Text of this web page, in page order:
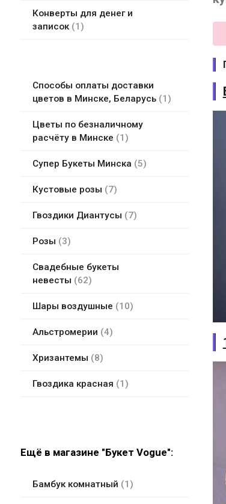
Конверты для денег и
записок
1
Способы оплаты доставки
цветов в Минске, Беларусь
1
Цветы по безналичному
расчёту в Минске
1
Супер Букеты Минска 5
Кустовые розы 7
Гвоздики Диантусы 7
Розы 3
Свадебные букеты
невесты
62
Шары воздушные 10
Альстромерии 4
Хризантемы 8
Гвоздика красная 1
Ещё в магазине "Букет Vogue":
Бамбук комнатный 1